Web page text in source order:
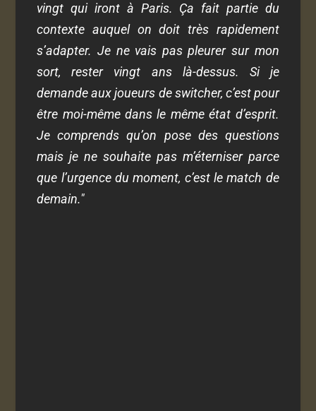
vingt qui iront à Paris. Ça fait partie du
contexte auquel on doit très rapidement
s’adapter. Je ne vais pas pleurer sur mon
sort, rester vingt ans là-dessus. Si je
demande aux joueurs de switcher, c’est pour
être moi-même dans le même état d’esprit.
Je comprends qu’on pose des questions
mais je ne souhaite pas m’éterniser parce
que l’urgence du moment, c’est le match de
demain."